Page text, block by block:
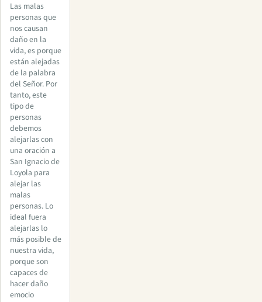
Las malas
personas que
nos causan
daño en la
vida, es porque
están alejadas
de la palabra
del Señor. Por
tanto, este
tipo de
personas
debemos
alejarlas con
una oración a
San Ignacio de
Loyola para
alejar las
malas
personas. Lo
ideal fuera
alejarlas lo
más posible de
nuestra vida,
porque son
capaces de
hacer daño
emocio